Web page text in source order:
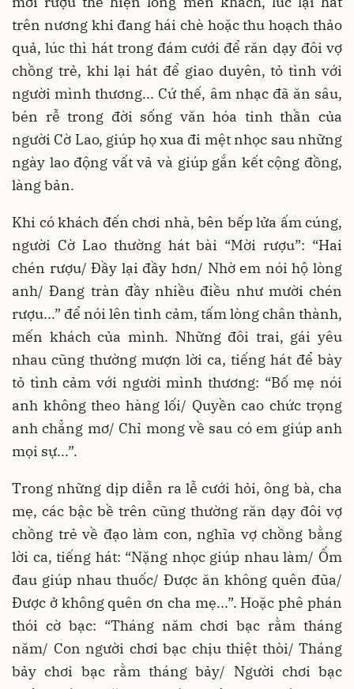
trên nương khi đang hái chè hoặc thu hoạch thảo
quả, lúc thì hát trong đám cưới để răn dạy đôi vợ
chồng trẻ, khi lại hát để giao duyên, tỏ tình với
người mình thương... Cứ thế, âm nhạc đã ăn sâu,
bén rễ trong đời sống văn hóa tinh thần của
người Cờ Lao, giúp họ xua đi mệt nhọc sau những
ngày lao động vất vả và giúp gắn kết cộng đồng,
làng bản.
Khi có khách đến chơi nhà, bên bếp lửa ấm cúng,
người Cờ Lao thường hát bài “Mời rượu”: “Hai
chén rượu/ Đầy lại đầy hơn/ Nhờ em nói hộ lòng
anh/ Đang tràn đầy nhiều điều như mười chén
rượu...” để nói lên tình cảm, tấm lòng chân thành,
mến khách của mình. Những đôi trai, gái yêu
nhau cũng thường mượn lời ca, tiếng hát để bày
tỏ tình cảm với người mình thương: “Bố mẹ nói
anh không theo hàng lối/ Quyền cao chức trọng
anh chẳng mơ/ Chỉ mong về sau có em giúp anh
mọi sự...”.
Trong những dịp diễn ra lễ cưới hỏi, ông bà, cha
mẹ, các bậc bề trên cũng thường răn dạy đôi vợ
chồng trẻ về đạo làm con, nghĩa vợ chồng bằng
lời ca, tiếng hát: “Nặng nhọc giúp nhau làm/ Ốm
đau giúp nhau thuốc/ Được ăn không quên đũa/
Được ở không quên ơn cha mẹ...”. Hoặc phê phán
thói cờ bạc: “Tháng năm chơi bạc rằm tháng
năm/ Con người chơi bạc chịu thiệt thòi/ Tháng
bảy chơi bạc rằm tháng bảy/ Người chơi bạc